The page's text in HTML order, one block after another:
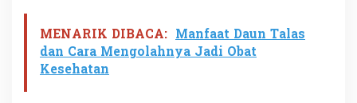
MENARIK DIBACA: Manfaat Daun Talas
dan Cara Mengolahnya Jadi Obat
Kesehatan